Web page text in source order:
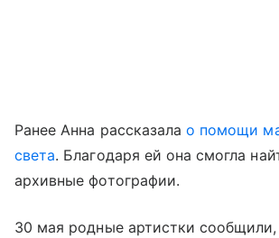
Ранее Анна рассказалао помощи
света. Благодаря ей она смогла
архивные фотографии.
30 мая родные артистки сообщили,